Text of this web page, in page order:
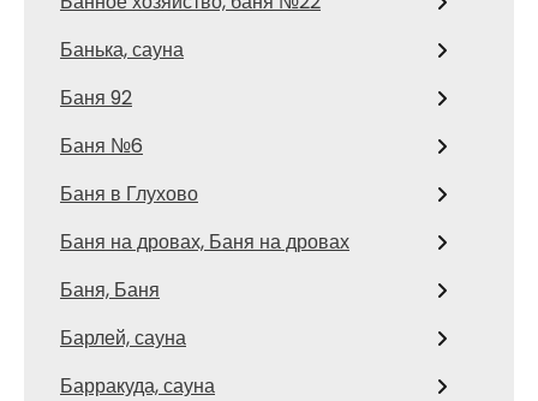
Банька, сауна
Баня 92
Баня №6
Баня в Глухово
Баня на дровах, Баня на дровах
Баня, Баня
Барлей, сауна
Барракуда, сауна